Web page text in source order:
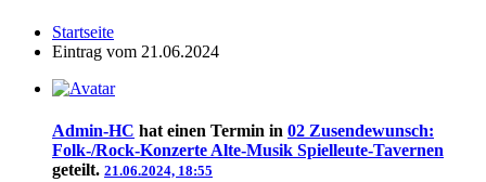
Startseite
Eintrag vom 21.06.2024
Admin-HC hat einen Termin in 02 Zusendewunsch:
Folk-/Rock-Konzerte Alte-Musik Spielleute-Tavernen
geteilt. 21.06.2024, 18:55